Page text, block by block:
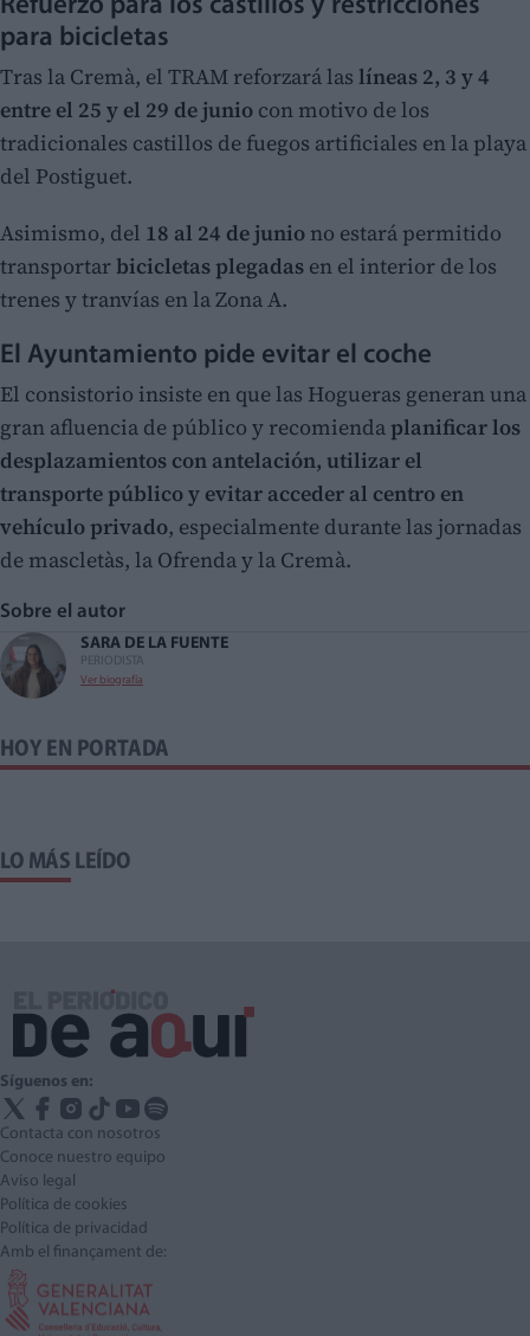
Refuerzo para los castillos y restricciones
para bicicletas
Tras la Cremà, el TRAM reforzará las líneas 2, 3 y 4
entre el 25 y el 29 de junio con motivo de los
tradicionales castillos de fuegos artificiales en la playa
del Postiguet.
Asimismo, del 18 al 24 de junio no estará permitido
transportar bicicletas plegadas en el interior de los
trenes y tranvías en la Zona A.
El Ayuntamiento pide evitar el coche
El consistorio insiste en que las Hogueras generan una
gran afluencia de público y recomiendaplanificar los
desplazamientos con antelación, utilizar el
transporte público y evitar acceder al centro en
vehículo privado, especialmente durante las jornadas
de mascletàs, la Ofrenda y la Cremà.
Sobre el autor
SARA DE LA FUENTE
PERIODISTA
Ver biografía
HOY EN PORTADA
LO MÁS LEÍDO
Síguenos en:
Contacta con nosotros
Conoce nuestro equipo
Aviso legal
Política de cookies
Política de privacidad
Amb el finançament de: